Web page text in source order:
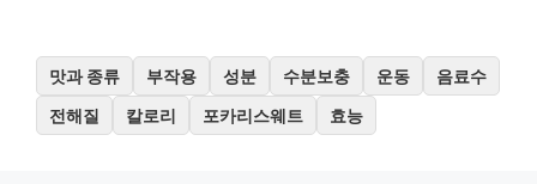
맛과 종류 부작용 성분 수분보충 운동
음료수
전해질
칼로리 포카리스웨트 효능